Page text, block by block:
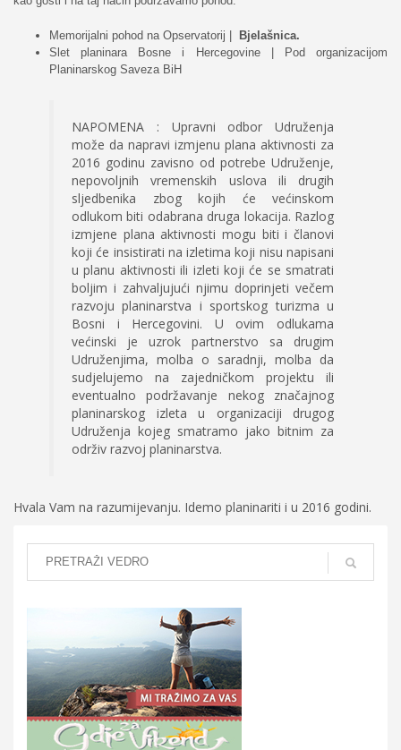
Memorijalni pohod na Opservatorij |
Bjelašnica.
Slet planinara Bosne i Hercegovine | Pod organizacijom
Planinarskog Saveza BiH
NAPOMENA : Upravni odbor Udruženja
može da napravi izmjenu plana aktivnosti za
2016 godinu zavisno od potrebe Udruženje,
nepovoljnih vremenskih uslova ili drugih
sljedbenika zbog kojih će većinskom
odlukom biti odabrana druga lokacija. Razlog
izmjene plana aktivnosti mogu biti i članovi
koji će insistirati na izletima koji nisu napisani
u planu aktivnosti ili izleti koji će se smatrati
boljim i zahvaljujući njimu doprinjeti večem
razvoju planinarstva i sportskog turizma u
Bosni i Hercegovini. U ovim odlukama
većinski je uzrok partnerstvo sa drugim
Udruženjima, molba o saradnji, molba da
sudjelujemo na zajedničkom projektu ili
eventualno podržavanje nekog značajnog
planinarskog izleta u organizaciji drugog
Udruženja kojeg smatramo jako bitnim za
održiv razvoj planinarstva.
Hvala Vam na razumijevanju. Idemo planinariti i u 2016 godini.